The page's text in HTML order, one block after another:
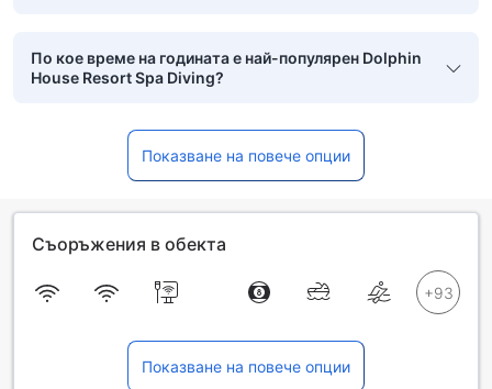
По кое време на годината е най-популярен Dolphin
House Resort Spa Diving?
Показване на повече опции
Съоръжения в обекта
Показване на повече опции